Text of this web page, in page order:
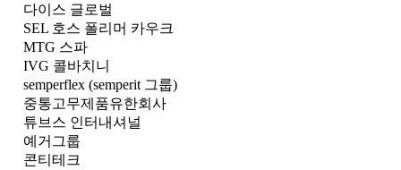
다이스 글로벌
SEL 호스 폴리머 카우크
MTG 스파
IVG 콜바치니
semperflex (semperit 그룹)
중통고무제품유한회사
튜브스 인터내셔널
예거그룹
콘티테크